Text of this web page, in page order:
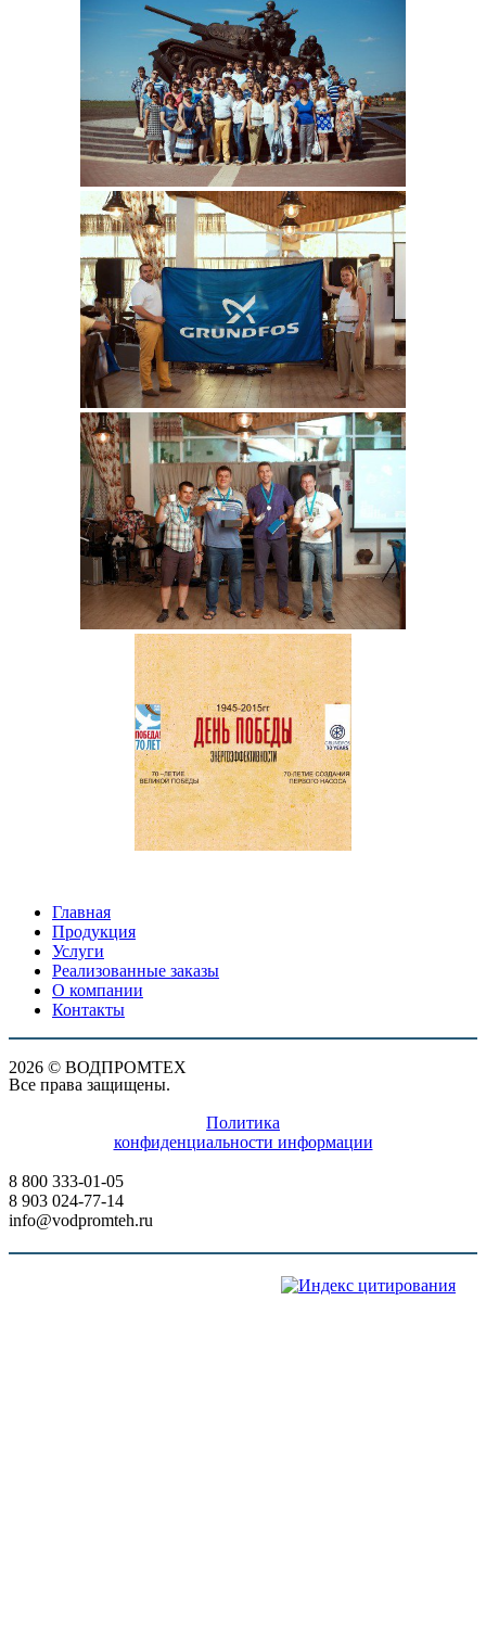
Главная
Продукция
Услуги
Реализованные заказы
О компании
Контакты
2026 © ВОДПРОМТЕХ
Все права защищены.
Политика
конфиденциальности информации
8 800 333-01-05
8 903 024-77-14
info@vodpromteh.ru